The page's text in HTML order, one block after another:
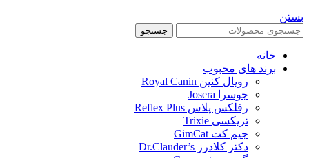
بستن
جستجو
خانه
برند های محبوب
رویال کنین Royal Canin
جوسرا Josera
رفلکس پلاس Reflex Plus
تریکسی Trixie
جیم کت GimCat
دکتر کلادرز Dr.Clauder’s